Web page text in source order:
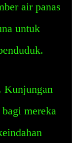
air panas
untuk
Kunjungan
mereka